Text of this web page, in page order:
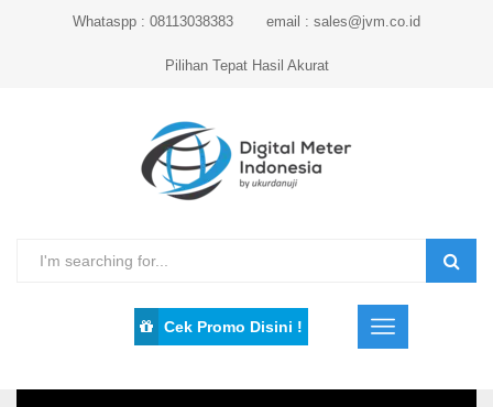
Whataspp : 08113038383 email : sales@jvm.co.id
Pilihan Tepat Hasil Akurat
Cek Promo Disini !